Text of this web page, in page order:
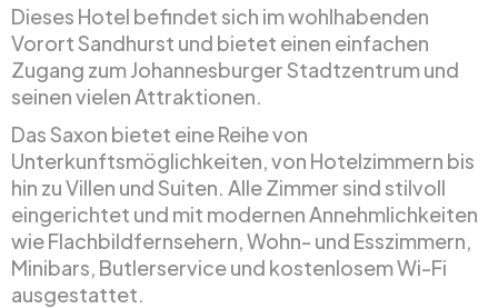
Dieses Hotel befindet sich im wohlhabenden
Vorort Sandhurst und bietet einen einfachen
Zugang zum Johannesburger Stadtzentrum und
seinen vielen Attraktionen.
Das Saxon bietet eine Reihe von
Unterkunftsmöglichkeiten, von Hotelzimmern bis
hin zu Villen und Suiten. Alle Zimmer sind stilvoll
eingerichtet und mit modernen Annehmlichkeiten
wie Flachbildfernsehern, Wohn- und Esszimmern,
Minibars, Butlerservice und kostenlosem Wi-Fi
ausgestattet.